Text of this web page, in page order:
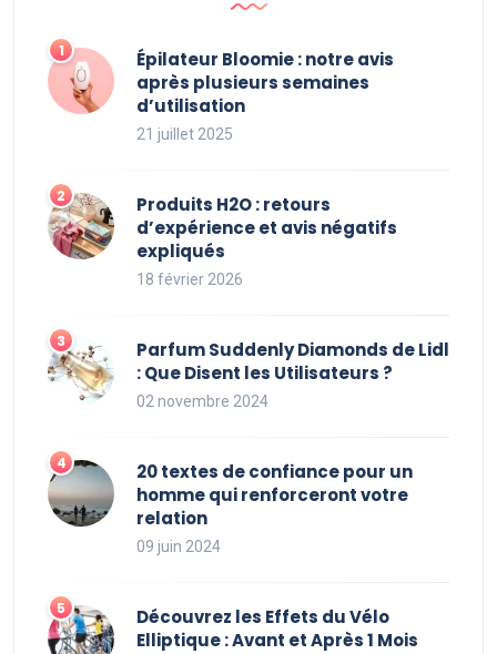
Épilateur Bloomie : notre avis
après plusieurs semaines
d’utilisation
21 juillet 2025
Produits H2O : retours
d’expérience et avis négatifs
expliqués
18 février 2026
Parfum Suddenly Diamonds de Lidl
: Que Disent les Utilisateurs ?
02 novembre 2024
20 textes de confiance pour un
homme qui renforceront votre
relation
09 juin 2024
Découvrez les Effets du Vélo
Elliptique : Avant et Après 1 Mois